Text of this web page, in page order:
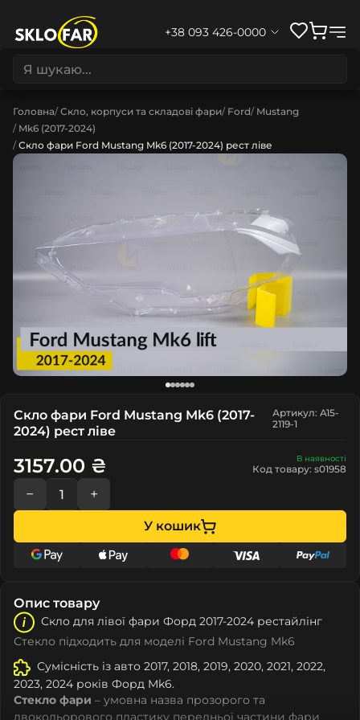
+38 093 426-0000
Головна Скло, корпуси та складові фари Ford Mustang
Mk6 (2017-2024)
Скло фари Ford Mustang Mk6 (2017-2024) рест ліве
Скло фари Ford Mustang Mk6 (2017-
2024) рест ліве
Артикул: A15-
2119-1
В наявності
Код товару: s01958
3157.00 ₴
− +
У кошик
Опис товару
Скло для лівої фари Форд 2017-2024 рестайлінг
Стекло підходить для моделі Ford Mustang Mk6
Сумісність із авто 2017, 2018, 2019, 2020, 2021, 2022,
2023, 2024 років Форд Mk6.
Стекло фари – умовна назва прозорого та
двокольорового пластику передньої частини фари